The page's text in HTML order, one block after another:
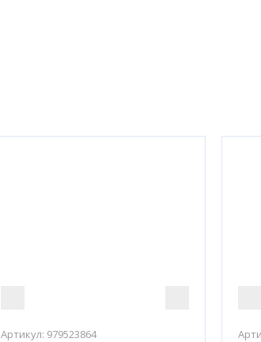
Артикул: 979523864